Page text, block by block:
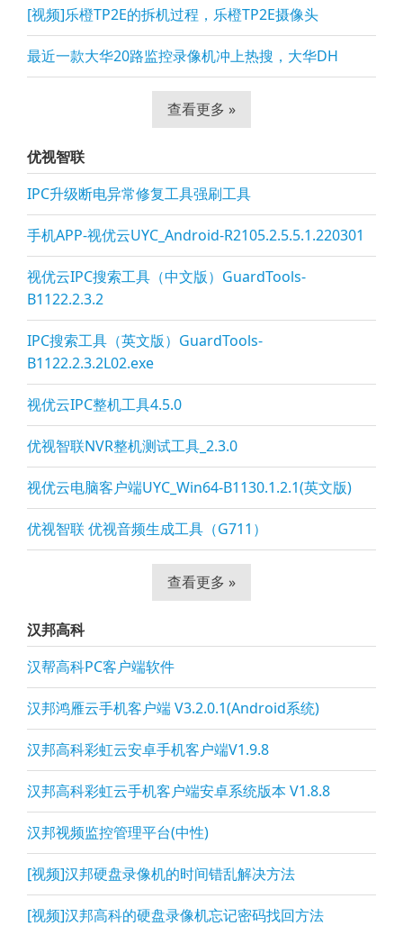
[视频]乐橙TP2E的拆机过程，乐橙TP2E摄像头
最近一款大华20路监控录像机冲上热搜，大华DH
查看更多 »
优视智联
IPC升级断电异常修复工具强刷工具
手机APP-视优云UYC_Android-R2105.2.5.5.1.220301
视优云IPC搜索工具（中文版）GuardTools-
B1122.2.3.2
IPC搜索工具（英文版）GuardTools-
B1122.2.3.2L02.exe
视优云IPC整机工具4.5.0
优视智联NVR整机测试工具_2.3.0
视优云电脑客户端UYC_Win64-B1130.1.2.1(英文版)
优视智联 优视音频生成工具（G711）
查看更多 »
汉邦高科
汉帮高科PC客户端软件
汉邦鸿雁云手机客户端 V3.2.0.1(Android系统)
汉邦高科彩虹云安卓手机客户端V1.9.8
汉邦高科彩虹云手机客户端安卓系统版本 V1.8.8
汉邦视频监控管理平台(中性)
[视频]汉邦硬盘录像机的时间错乱解决方法
[视频]汉邦高科的硬盘录像机忘记密码找回方法